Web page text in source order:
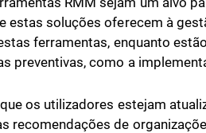
estas soluções oferecem à
ferramentas, enquanto
preventivas, como a
os utilizadores estejam
recomendações de